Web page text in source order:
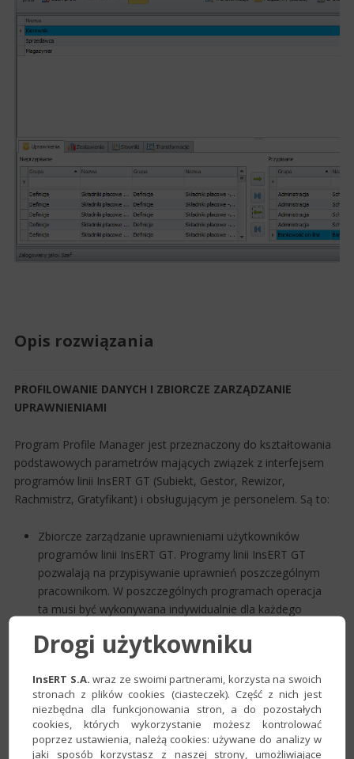
Opis rozwiązania
PROFILOWANIE DANYCH I ZBIORCZE ZARZĄDZANIE
UPRAWNIENIAMI
Program Profile Manager jest przeznaczony do kształtowania
podstawowych parametrów mających związek z interfejsem
programów linii InsERT GT (Subiekt, Gestor, Rewizor,
Rachmistrz, Gratyfikant) i obsługującym je personelem. Są to:
Zbiorcze zarządzanie uprawnieniami użytkowników
programów linii InsERT GT. Programy linii InsERT GT
pozwalają na przypisywanie uprawnień poszczególnym
pracownikom. W poszczególnych programach operacja
ta musi być wykonywana indywidualnie dla każdego
rozszerza możliwości InsERT GT pod tym względem.
Korzystając z aplikacji można w prosty sposób zbiorczo
przypisywać i zmieniać uprawnienia wielu
użytkownikom jednocześnie. Powoduje to, że:
zatrudnienie nowego pracownika nie wymaga
żmudnego tworzenia listy;
Drogi użytkowniku
InsERT S.A. wraz ze swoimi partnerami, korzysta na swoich
stronach z plików cookies (ciasteczek). Część z nich jest
niezbędna dla funkcjonowania stron, a do pozostałych
cookies, których wykorzystanie możesz kontrolować
poprzez ustawienia, należą cookies: używane do analizy w
jaki sposób korzystasz z naszej strony, umożliwiające